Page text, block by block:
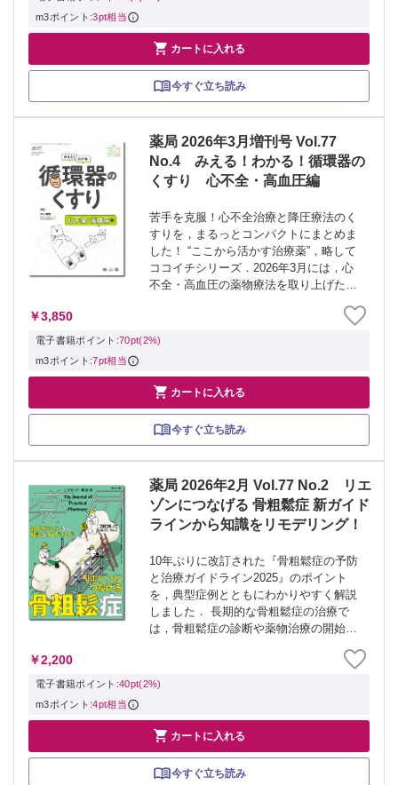
m3ポイント:3pt相当
 カートに入れる
今すぐ立ち読み
薬局 2026年3月増刊号 Vol.77
No.4 みえる！わかる！循環器の
くすり 心不全・高血圧編
苦手を克服！心不全治療と降圧療法のく
すりを，まるっとコンパクトにまとめま
した！ “ここから活かす治療薬”，略して
ココイチシリーズ．2026年3月には，心
不全・高血圧の薬物療法を取り上げたシ
苦手だなあ…”と感じている薬剤師・看護
師・医療スタッフに向けて，これ1冊...
￥3,850
電子書籍ポイント:70pt(2%)
m3ポイント:7pt相当
 カートに入れる
今すぐ立ち読み
薬局 2026年2月 Vol.77 No.2 リエ
ゾンにつなげる 骨粗鬆症 新ガイド
ラインから知識をリモデリング！
10年ぶりに改訂された『骨粗鬆症の予防
と治療ガイドライン2025』のポイント
を，典型症例とともにわかりやすく解説
しました． 長期的な骨粗鬆症の治療で
は，骨粗鬆症の診断や薬物治療の開始だ
さらに薬剤師による継続的なフォローア
ップが重要となります．また適切な薬学
￥2,200
電子書籍ポイント:40pt(2%)
m3ポイント:4pt相当
 カートに入れる
今すぐ立ち読み